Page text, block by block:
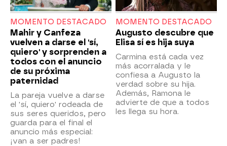
MOMENTO DESTACADO
Mahir y Canfeza
vuelven a darse el 'sí,
quiero' y sorprenden a
todos con el anuncio
de su próxima
paternidad
La pareja vuelve a darse
el 'sí, quiero' rodeada de
sus seres queridos, pero
guarda para el final el
anuncio más especial:
¡van a ser padres!
MOMENTO DESTACADO
Augusto descubre que
Elisa sí es hija suya
Carmina está cada vez
más acorralada y le
confiesa a Augusto la
verdad sobre su hija.
Además, Ramona le
advierte de que a todos
les llega su hora.